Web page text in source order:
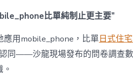
設
計
成
為
“成
比單純制止更主要”
應用mobile_phone，比單日式住
同——沙龍現場發布的問卷調查